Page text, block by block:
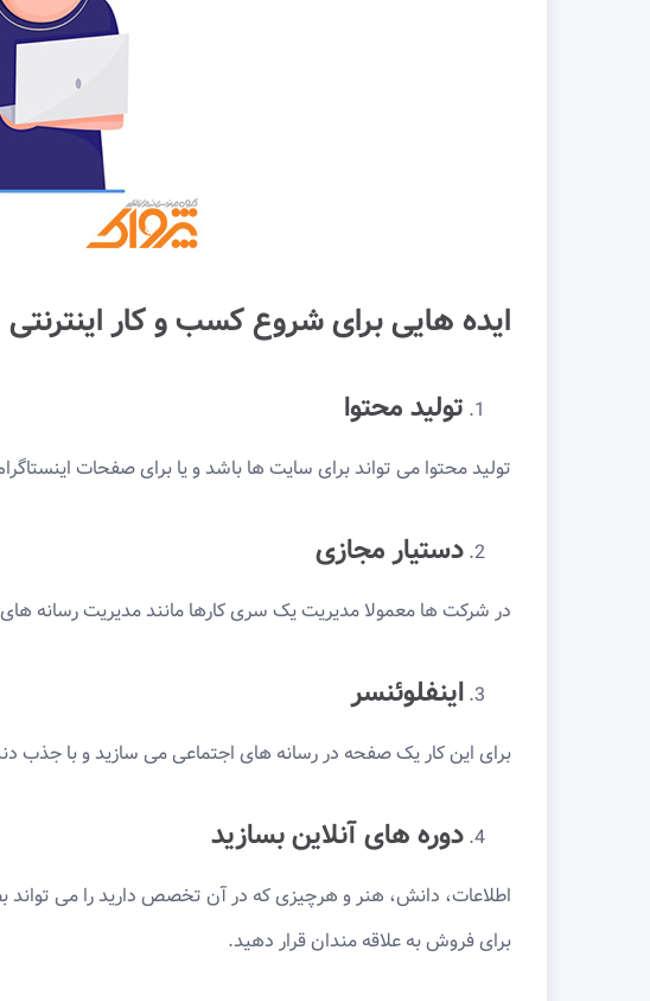
ایده هایی برای شروع کسب و کار اینترنتی
تولید محتوا
تولید محتوا می تواند برای سایت ها باشد و یا برای صفحات
دستیار مجازی
در شرکت ها معمولا مدیریت یک سری کارها مانند مدیریت رسانه
اینفلوئنسر
برای این کار یک صفحه در رسانه های اجتماعی می سازید و با جذب
دوره های آنلاین بسازید
اطلاعات، دانش، هنر و هرچیزی که در آن تخصص دارید را می تواند
برای فروش به علاقه مندان قرار دهید.